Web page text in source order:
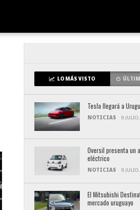
LO MÁS VISTO
Tesla llegará a
NOTICIAS 9
Oversil presenta un
eléctrico
NOTICIAS 9
El Mitsubishi
mercado uruguayo